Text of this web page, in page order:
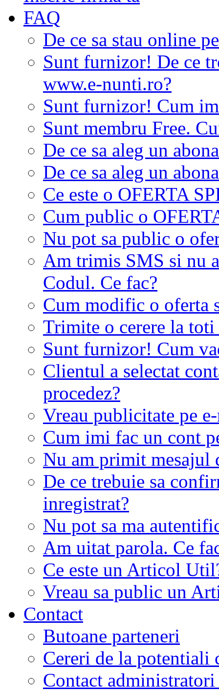
FAQ
De ce sa stau online
Sunt furnizor! De ce
www.e-nunti.ro?
Sunt furnizor! Cum
Sunt membru Free.
De ce sa aleg un
De ce sa aleg un
Ce este o OFERTA
Cum public o
Nu pot sa public o
Am trimis SMS si nu
Codul. Ce fac?
Cum modific o oferta
Trimite o cerere la
Sunt furnizor! Cum
Clientul a selectat
procedez?
Vreau publicitate pe
Cum imi fac un cont
Nu am primit mesajul
De ce trebuie sa
inregistrat?
Nu pot sa ma
Am uitat parola. Ce
Ce este un Articol
Vreau sa public un
Contact
Butoane parteneri
Cereri de la potentiali
Contact